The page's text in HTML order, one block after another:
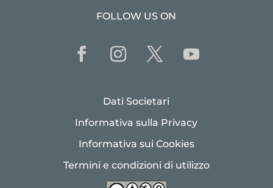
FOLLOW US ON
Dati Societari
Informativa sulla Privacy
Informativa sui Cookies
Termini e condizioni di utilizzo